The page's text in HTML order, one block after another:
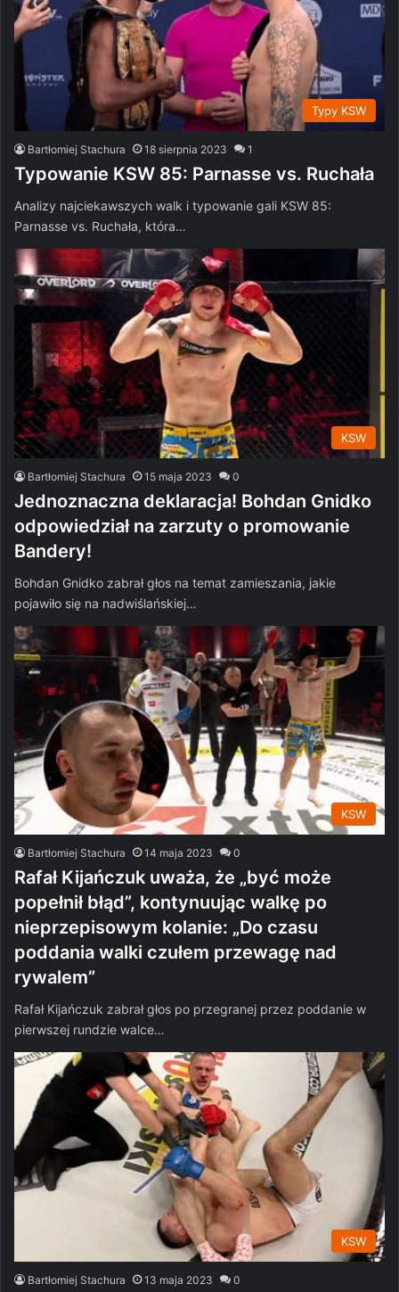
Typy KSW
Bartłomiej Stachura 18 sierpnia 2023 1
Typowanie KSW 85: Parnasse vs. Ruchała
Analizy najciekawszych walk i typowanie gali KSW 85:
Parnasse vs. Ruchała, która…
KSW
Bartłomiej Stachura 15 maja 2023 0
Jednoznaczna deklaracja! Bohdan Gnidko
odpowiedział na zarzuty o promowanie
Bandery!
Bohdan Gnidko zabrał głos na temat zamieszania, jakie
pojawiło się na nadwiślańskiej…
KSW
Bartłomiej Stachura 14 maja 2023 0
Rafał Kijańczuk uważa, że „być może
popełnił błąd”, kontynuując walkę po
nieprzepisowym kolanie: „Do czasu
poddania walki czułem przewagę nad
rywalem”
Rafał Kijańczuk zabrał głos po przegranej przez poddanie w
pierwszej rundzie walce…
KSW
Bartłomiej Stachura 13 maja 2023 0